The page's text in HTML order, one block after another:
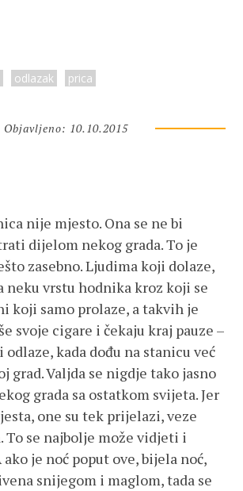
odlazak prica
Objavljeno: 10.10.2015
nije mjesto. Ona se ne bi
dijelom nekog grada. To je
zasebno. Ljudima koji dolaze,
neku vrstu hodnika kroz koji se
koji samo prolaze, a takvih je
svoje cigare i čekaju kraj pauze –
kada dođu na stanicu već
grad. Valjda se nigdje tako jasno
grada sa ostatkom svijeta. Jer
one su tek prijelazi, veze
To se najbolje može vidjeti i
je noć poput ove, bijela noć,
snijegom i maglom, tada se